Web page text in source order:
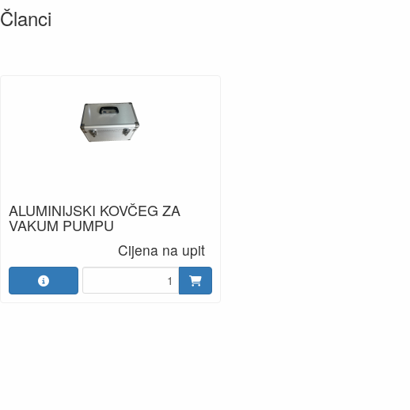
Članci
ALUMINIJSKI KOVČEG ZA
VAKUM PUMPU
Cijena na upit